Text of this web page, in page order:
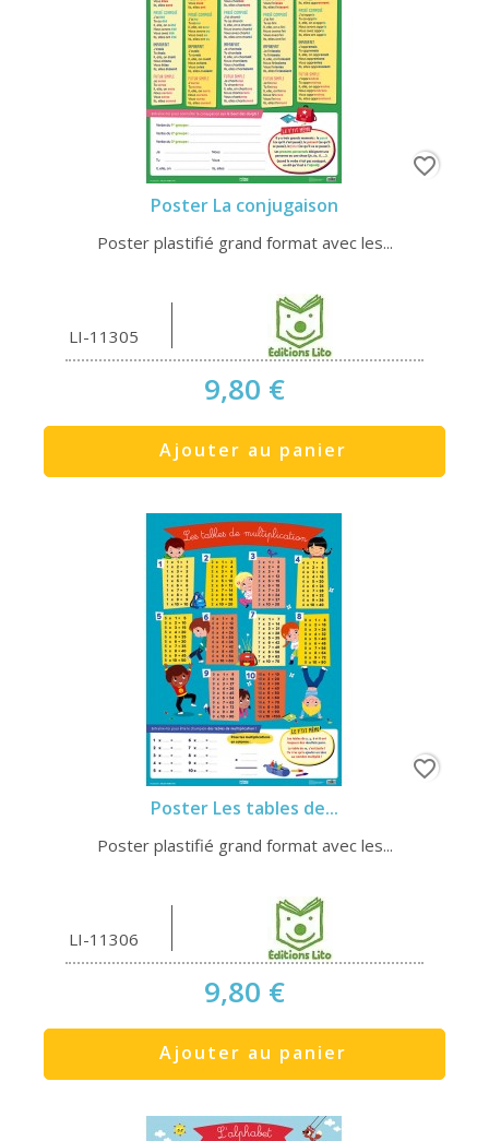
Poster La conjugaison
Poster plastifié grand format avec les...
LI-11305
9,80 €
Ajouter au panier
favorite_border
Poster Les tables de...
Poster plastifié grand format avec les...
LI-11306
9,80 €
Ajouter au panier
favorite_border